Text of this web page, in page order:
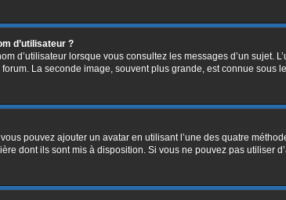
d’utilisateur ?
d’utilisateur lorsque vous consultez les messages d’un
La seconde image, souvent plus grande, est connue sous
pouvez ajouter un avatar en utilisant l’une des quatre
dont ils sont mis à disposition. Si vous ne pouvez pas utiliser